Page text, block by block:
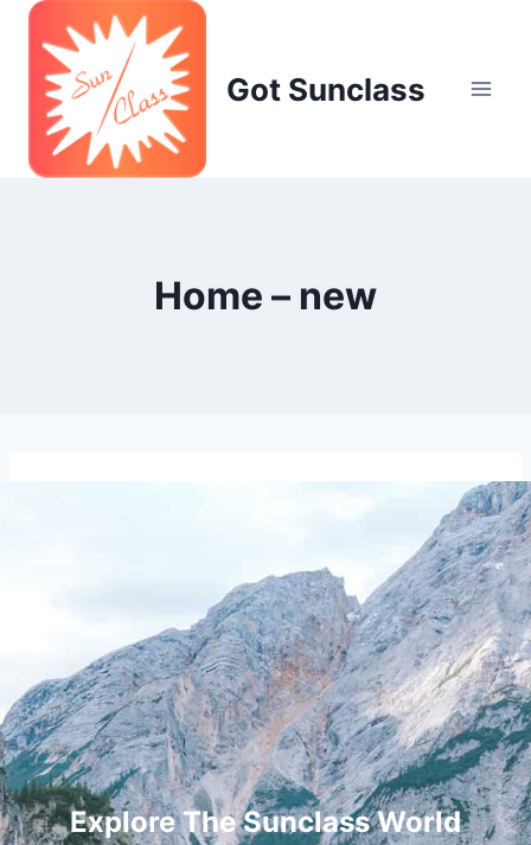
Skip
content
Got Sunclass
Home – new
Explore The Sunclass World